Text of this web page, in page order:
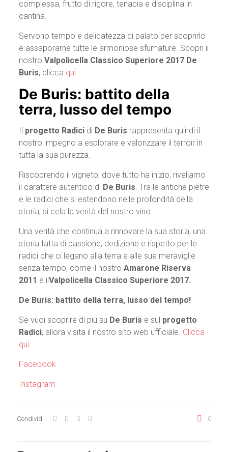
complessa, frutto di rigore, tenacia e disciplina in
cantina.
Servono tempo e delicatezza di palato per scoprirlo
e assaporarne tutte le armoniose sfumature. Scopri il
nostro Valpolicella Classico Superiore 2017 De
Buris, clicca qui.
De Buris: battito della
terra, lusso del tempo
Il progetto Radicidi De Buris rappresenta quindi il
nostro impegno a esplorare e valorizzare il terroir in
tutta la sua purezza.
Riscoprendo il vigneto, dove tutto ha inizio, riveliamo
il carattere autentico di De Buris. Tra le antiche pietre
e le radici che si estendono nelle profondità della
storia, si cela la verità del nostro vino.
Una verità che continua a rinnovare la sua storia, una
storia fatta di passione, dedizione e rispetto per le
radici che ci legano alla terra e alle sue meraviglie
senza tempo, come il nostro Amarone Riserva
2011 e ilValpolicella Classico Superiore 2017.
De Buris: battito della terra, lusso del tempo!
Se vuoi scoprire di più su De Buris e sul progetto
Radici, allora visita il nostro sito web ufficiale. Clicca
qui.
Facebook
Instagram
Condividi 0